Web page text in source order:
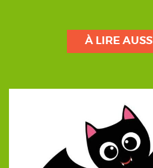
À LIRE AUSSI